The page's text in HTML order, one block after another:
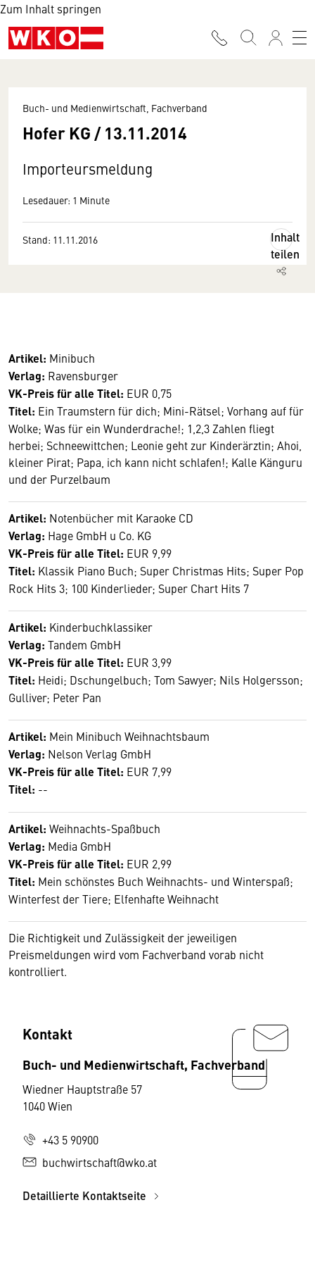
Zum Inhalt springen
Buch- und Medienwirtschaft, Fachverband
Hofer KG / 13.11.2014
Importeursmeldung
Lesedauer: 1 Minute
Stand: 11.11.2016
Inhalt
teilen
Artikel: Minibuch
Verlag: Ravensburger
VK-Preis für alle Titel: EUR 0,75
Titel: Ein Traumstern für dich; Mini-Rätsel; Vorhang auf für
Wolke; Was für ein Wunderdrache!; 1,2,3 Zahlen fliegt
herbei; Schneewittchen; Leonie geht zur Kinderärztin; Ahoi,
kleiner Pirat; Papa, ich kann nicht schlafen!; Kalle Känguru
und der Purzelbaum
Artikel: Notenbücher mit Karaoke CD
Verlag: Hage GmbH u Co. KG
VK-Preis für alle Titel: EUR 9,99
Titel: Klassik Piano Buch; Super Christmas Hits; Super Pop
Rock Hits 3; 100 Kinderlieder; Super Chart Hits 7
Artikel: Kinderbuchklassiker
Verlag: Tandem GmbH
VK-Preis für alle Titel: EUR 3,99
Titel: Heidi; Dschungelbuch; Tom Sawyer; Nils Holgersson;
Gulliver; Peter Pan
Artikel: Mein Minibuch Weihnachtsbaum
Verlag: Nelson Verlag GmbH
VK-Preis für alle Titel: EUR 7,99
Titel: --
Artikel: Weihnachts-Spaßbuch
Verlag: Media GmbH
VK-Preis für alle Titel: EUR 2,99
Titel: Mein schönstes Buch Weihnachts- und Winterspaß;
Winterfest der Tiere; Elfenhafte Weihnacht
Die Richtigkeit und Zulässigkeit der jeweiligen
Preismeldungen wird vom Fachverband vorab nicht
kontrolliert.
Kontakt
Buch- und Medienwirtschaft, Fachverband
Wiedner Hauptstraße 57
1040 Wien
+43 5 90900
buchwirtschaft@wko.at
Detaillierte Kontaktseite